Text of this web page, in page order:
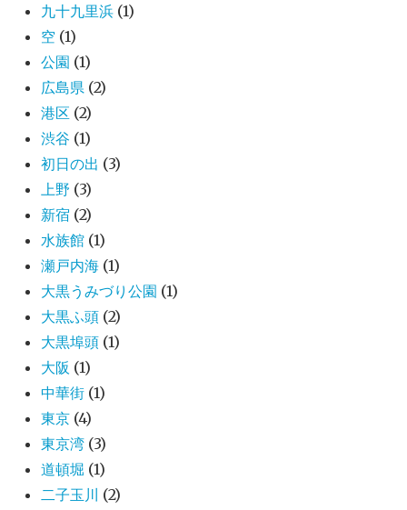
九十九里浜 (1)
空 (1)
公園 (1)
広島県 (2)
港区 (2)
渋谷 (1)
初日の出 (3)
上野 (3)
新宿 (2)
水族館 (1)
瀬戸内海 (1)
大黒うみづり公園 (1)
大黒ふ頭 (2)
大黒埠頭 (1)
大阪 (1)
中華街 (1)
東京 (4)
東京湾 (3)
道頓堀 (1)
二子玉川 (2)